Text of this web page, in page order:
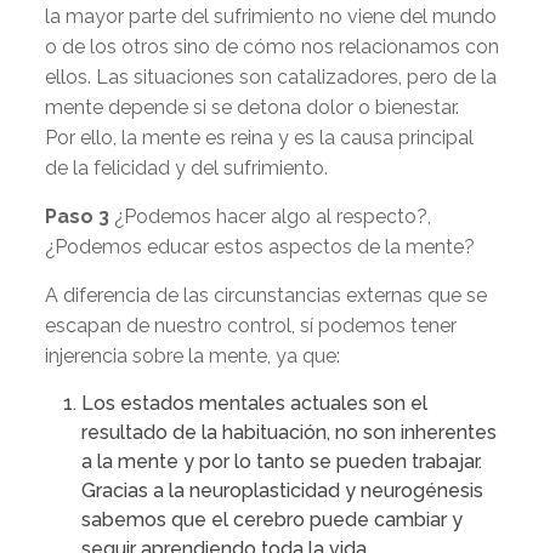
la mayor parte del sufrimiento no viene del mundo
o de los otros sino de cómo nos relacionamos con
ellos. Las situaciones son catalizadores, pero de la
mente depende si se detona dolor o bienestar.
Por ello, la mente es reina y es la causa principal
de la felicidad y del sufrimiento.
Paso 3¿Podemos hacer algo al respecto?,
¿Podemos educar estos aspectos de la mente?
A diferencia de las circunstancias externas que se
escapan de nuestro control, sí podemos tener
injerencia sobre la mente, ya que:
Los estados mentales actuales son el
resultado de la habituación, no son inherentes
a la mente y por lo tanto se pueden trabajar.
Gracias a la neuroplasticidad y neurogénesis
sabemos que el cerebro puede cambiar y